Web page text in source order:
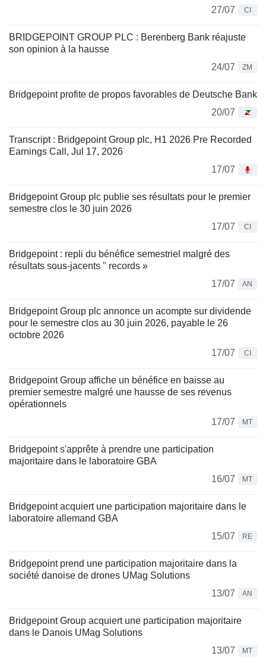
27/07
CI
BRIDGEPOINT GROUP PLC : Berenberg Bank réajuste
son opinion à la hausse
24/07
ZM
Bridgepoint profite de propos favorables de Deutsche Bank
20/07
Transcript : Bridgepoint Group plc, H1 2026 Pre Recorded
Earnings Call, Jul 17, 2026
17/07
Bridgepoint Group plc publie ses résultats pour le premier
semestre clos le 30 juin 2026
17/07
CI
Bridgepoint : repli du bénéfice semestriel malgré des
résultats sous-jacents " records »
17/07
AN
Bridgepoint Group plc annonce un acompte sur dividende
pour le semestre clos au 30 juin 2026, payable le 26
octobre 2026
17/07
CI
Bridgepoint Group affiche un bénéfice en baisse au
premier semestre malgré une hausse de ses revenus
opérationnels
17/07
MT
Bridgepoint s'apprête à prendre une participation
majoritaire dans le laboratoire GBA
16/07
MT
Bridgepoint acquiert une participation majoritaire dans le
laboratoire allemand GBA
15/07
RE
Bridgepoint prend une participation majoritaire dans la
société danoise de drones UMag Solutions
13/07
AN
Bridgepoint Group acquiert une participation majoritaire
dans le Danois UMag Solutions
13/07
MT